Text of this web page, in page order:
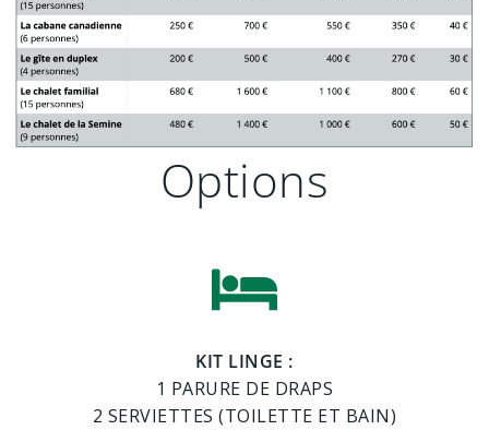
Options
KIT LINGE :
1 PARURE DE DRAPS
2 SERVIETTES (TOILETTE ET BAIN)